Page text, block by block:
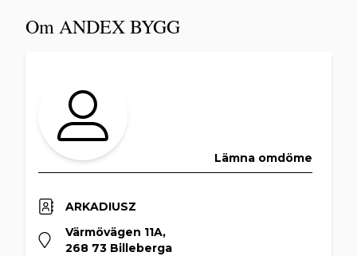
Om ANDEX BYGG
Lämna omdöme
ARKADIUSZ
Värmövägen 11A,
268 73 Billeberga